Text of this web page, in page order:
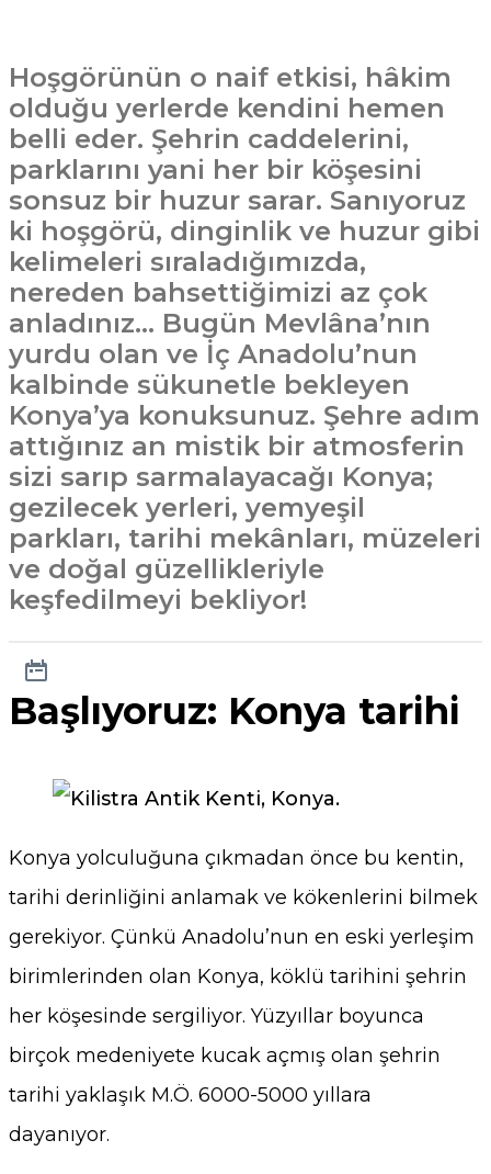
Hoşgörünün o naif etkisi, hâkim
olduğu yerlerde kendini hemen
belli eder. Şehrin caddelerini,
parklarını yani her bir köşesini
sonsuz bir huzur sarar. Sanıyoruz
ki hoşgörü, dinginlik ve huzur gibi
kelimeleri sıraladığımızda,
nereden bahsettiğimizi az çok
anladınız… Bugün Mevlâna’nın
yurdu olan ve İç Anadolu’nun
kalbinde sükunetle bekleyen
Konya’ya konuksunuz. Şehre adım
attığınız an mistik bir atmosferin
sizi sarıp sarmalayacağı Konya;
gezilecek yerleri, yemyeşil
parkları, tarihi mekânları, müzeleri
ve doğal güzellikleriyle
keşfedilmeyi bekliyor!
Başlıyoruz: Konya tarihi
Konya yolculuğuna çıkmadan önce bu kentin,
tarihi derinliğini anlamak ve kökenlerini bilmek
gerekiyor. Çünkü Anadolu’nun en eski yerleşim
birimlerinden olan Konya, köklü tarihini şehrin
her köşesinde sergiliyor. Yüzyıllar boyunca
birçok medeniyete kucak açmış olan şehrin
tarihi yaklaşık M.Ö. 6000-5000 yıllara
dayanıyor.